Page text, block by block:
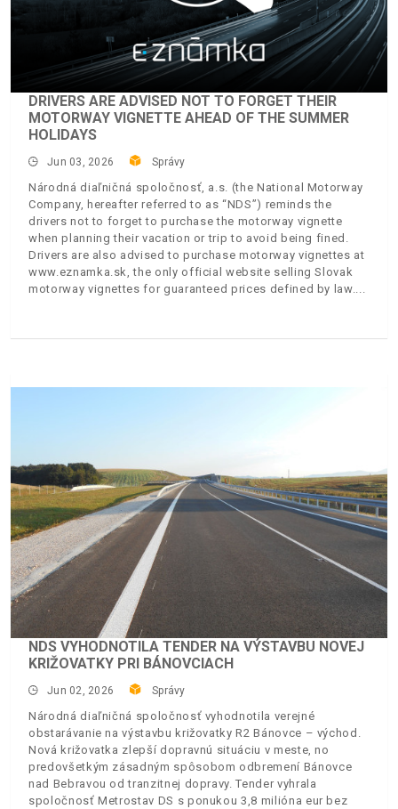
DRIVERS ARE ADVISED NOT TO FORGET THEIR
MOTORWAY VIGNETTE AHEAD OF THE SUMMER
HOLIDAYS
Jun 03, 2026 Správy
Národná diaľničná spoločnosť, a.s. (the National Motorway
Company, hereafter referred to as “NDS”) reminds the
drivers not to forget to purchase the motorway vignette
when planning their vacation or trip to avoid being fined.
Drivers are also advised to purchase motorway vignettes at
www.eznamka.sk, the only official website selling Slovak
motorway vignettes for guaranteed prices defined by law.
NDS VYHODNOTILA TENDER NA VÝSTAVBU NOVEJ
KRIŽOVATKY PRI BÁNOVCIACH
Jun 02, 2026 Správy
Národná diaľničná spoločnosť vyhodnotila verejné
obstarávanie na výstavbu križovatky R2 Bánovce – východ.
Nová križovatka zlepší dopravnú situáciu v meste, no
predovšetkým zásadným spôsobom odbremení Bánovce
nad Bebravou od tranzitnej dopravy. Tender vyhrala
spoločnosť Metrostav DS s ponukou 3,8 milióna eur bez